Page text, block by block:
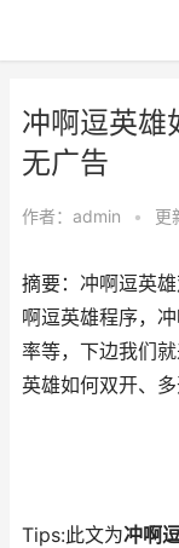
冲啊逗英雄
无广告
作者： admin • 更
摘要：冲啊逗英
啊逗英雄程序，
率等，下边我们
英雄如何双开、
Tips:此文为冲啊